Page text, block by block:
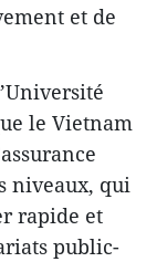
et de
le Vietnam
niveaux, qui
rapide et
public-